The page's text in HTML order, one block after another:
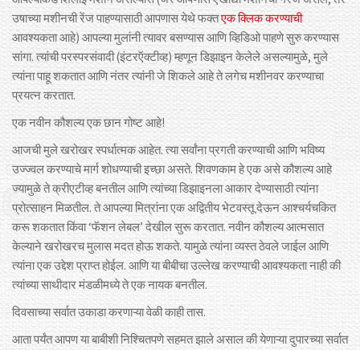
उषाच्या मशीनची रेंज पाहण्यासाठी आपणास येथे फक्तएक क्लिक करण्याची
आवश्यकता आहे) आपल्या मुलांनी त्यावर बसण्यास आणि व्हिडिओ पाहणे सुरु करण्यास
सांगा. त्यांची परस्परसंवादी (इंटरऍक्टीव्ह) म्हणून डिझाइन केलेले असल्यामुळे, मुले
त्यांना पाहू शकतात आणि नंतर त्यांनी जे शिकले आहे ते लगेच मशीनवर करण्याचा
प्रयत्न करतात.
एक नवीन कौशल्य एक छान गोष्ट आहे!
आजची मुले खरोखर स्पर्धात्मक आहेत. त्या सर्वांना प्रगती करण्याची आणि भविष्य
उज्ज्वल करण्याचे मार्ग शोधण्याची इच्छा असते. शिवणकाम हे एक असे कौशल्य आहे
ज्यामुळे ते क्रीएटीव्ह बनतील आणि त्यांच्या डिझाइनला आकार देण्यासाठी त्यांना
प्रोत्साहन मिळतील. ते आपल्या मित्रांना एक अद्वितीय भेटवस्तू देऊन आश्चर्यचकित
करू शकतात किंवा ‘फॅशन लेबल’ देखील सुरू करतात. नवीन कौशल्य आत्मसात
केल्याने खरोखरच मुलास मदत होऊ शकते. यामुळे त्यांना व्यस्त ठेवले जाईल आणि
त्यांना एक उद्देश प्राप्त होईल. आणि या बीबीचा उल्लेख करण्याची आवश्यकता नाही की
त्यांच्या साथीदार मंडळीमध्ये ते एक नायक बनतील.
दिवसाच्या सर्वात उकाडा करणाऱ्या वेळी काही तास.
आता पर्यंत आपण या बाबीशी निश्चितपणे सहमत झाले असाल की येणाऱ्या दुपारच्या सर्वात